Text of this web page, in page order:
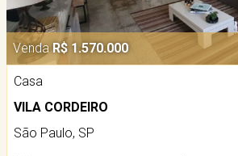
Venda R$ 1.570.000
Casa
VILA CORDEIRO
São Paulo, SP